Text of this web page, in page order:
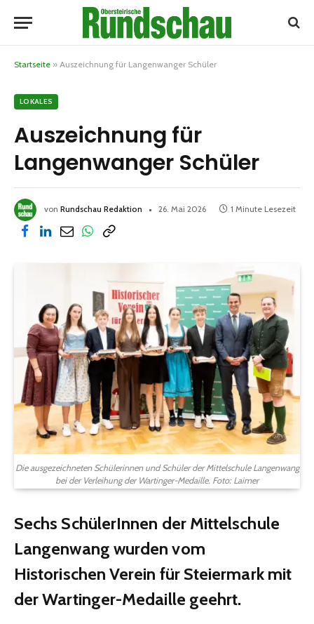
Startseite » Auszeichnung für Langenwanger Schüler
LOKALES
Auszeichnung für
Langenwanger Schüler
von Rundschau Redaktion 26. Mai 2026 1 Minute Lesezeit
Die ausgezeichneten Schülerinnen und Schüler der Mittelschule Langenwang
bei der Verleihung der Wartinger-Medaille. Foto: Laimer
Sechs SchülerInnen der Mittelschule
Langenwang wurden vom
Historischen Verein für Steiermark mit
der Wartinger-Medaille geehrt.